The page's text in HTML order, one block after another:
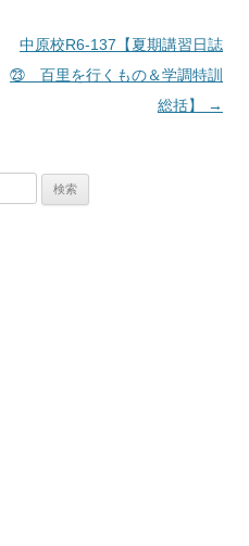
中原校R6-137【夏期講習日誌
㉓ 百里を行くもの＆学調特訓
総括】
→